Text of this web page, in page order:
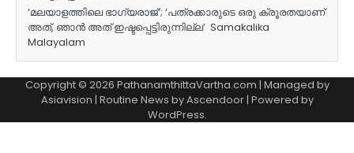
‘മലയാളത്തിലെ ഭാഗ്യരാജ്’; ‘പത്രക്കാരുടെ ഒരു ക്രൂരതയാണ്
അത്, ഞാന്‍ അത് ഇഷ്ടപ്പെട്ടിരുന്നില്ല’ Samakalika
Malayalam
Copyright © 2026 PathanamthittaVartha.com | Managed by
Asiavision | Routine News byAscendoor| Powered by
WordPress.